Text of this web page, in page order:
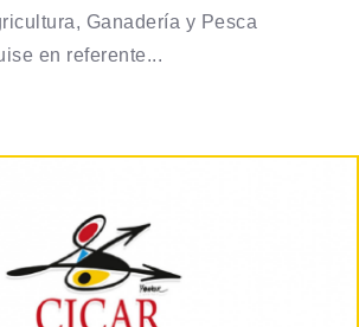
Ganadería y Pesca
en referente...